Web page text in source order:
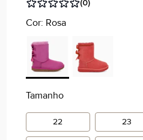
(0)
Cor: Rosa
Tamanho
22 23